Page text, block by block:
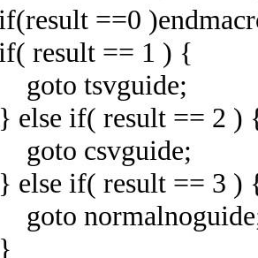
==0
== 1 ) {
tsvguide;
if( result == 2 )
csvguide;
if( result == 3 )